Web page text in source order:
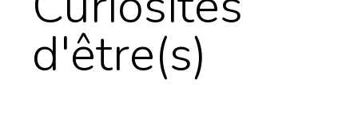
d'être(s)